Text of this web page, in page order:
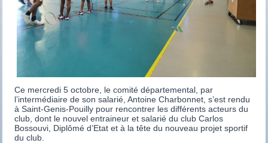
Ce mercredi 5 octobre, le comité départemental, par
l’intermédiaire de son salarié, Antoine Charbonnet, s’est rendu
à Saint-Genis-Pouilly pour rencontrer les différents acteurs du
club, dont le nouvel entraineur et salarié du club Carlos
Bossouvi, Diplômé d’Etat et à la tête du nouveau projet sportif
du club.